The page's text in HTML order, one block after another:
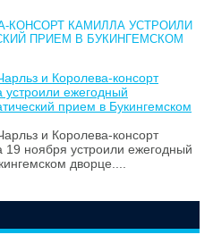
КОНСОРТ КАМИЛЛА УСТРОИЛИ
ПРИЕМ В БУКИНГЕМСКОМ
и Королева-консорт
устроили ежегодный
прием в Букингемском
и Королева-консорт
19 ноября устроили ежегодный
дворце....